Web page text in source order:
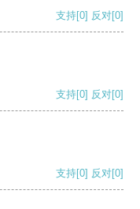
支持[0] 反对[0]
支持[0] 反对[0]
支持[0] 反对[0]